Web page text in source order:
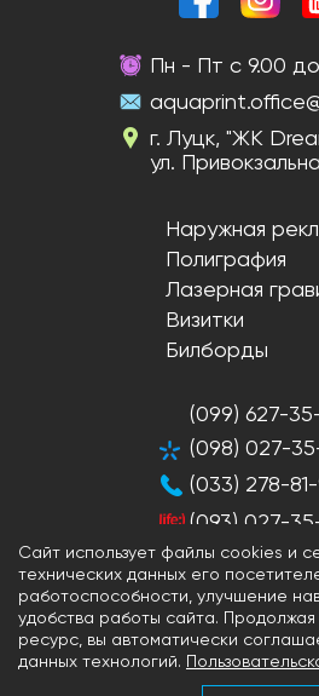
Пн - Пт с 9.00 до
г. Луцк, "ЖК
ул.
Наружная
Полиграфия
Лазерная
Визитки
Билборды
(099) 627-
(098) 027-
(033) 278-
(093) 027-
Разработка и
2026 © Aqua-
Сайт использует файлы cookies и
технических данных его
работоспособности, улучшение
удобства работы сайта. Продолжая
ресурс, вы автоматически
данных технологий.